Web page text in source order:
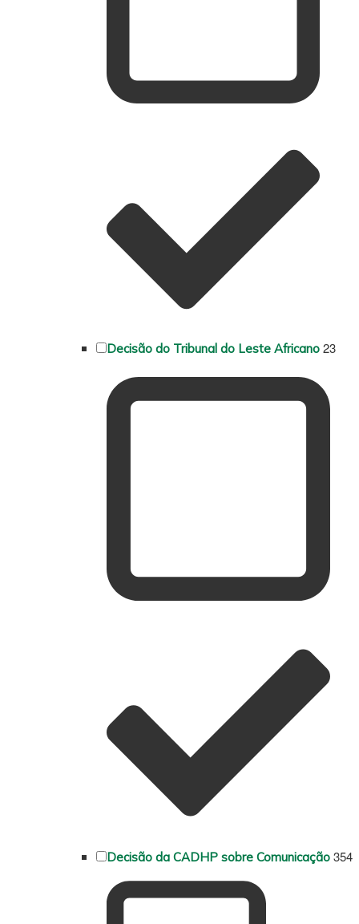
Decisão do Tribunal do Leste Africano 23
Decisão da CADHP sobre Comunicação 354